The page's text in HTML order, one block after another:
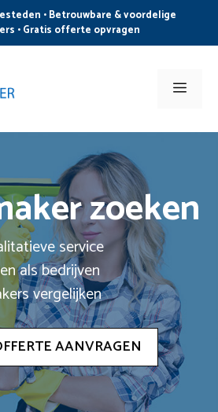
• Betrouwbare & voordelige
• Gratis offerte opvragen
Menu
zoeken
service
als bedrijven
vergelijken
AANVRAGEN